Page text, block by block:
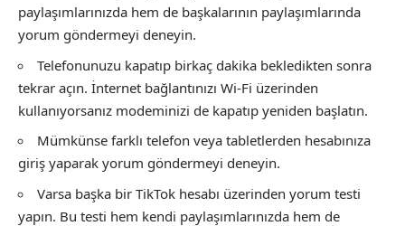
paylaşımlarınızda hem de başkalarının paylaşımlarında
yorum göndermeyi deneyin.
Telefonunuzu kapatıp birkaç dakika bekledikten sonra
tekrar açın. İnternet bağlantınızı Wi-Fi üzerinden
kullanıyorsanız modeminizi de kapatıp yeniden başlatın.
Mümkünse farklı telefon veya tabletlerden hesabınıza
giriş yaparak yorum göndermeyi deneyin.
Varsa başka bir TikTok hesabı üzerinden yorum testi
yapın. Bu testi hem kendi paylaşımlarınızda hem de